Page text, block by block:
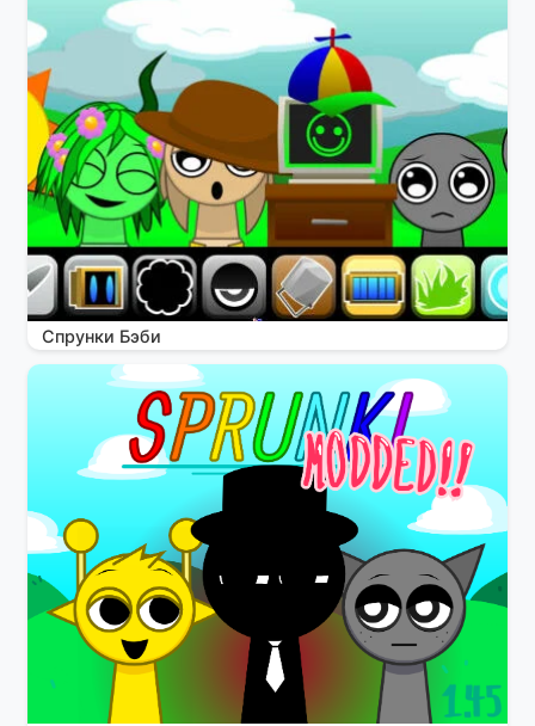
Спрунки Бэби